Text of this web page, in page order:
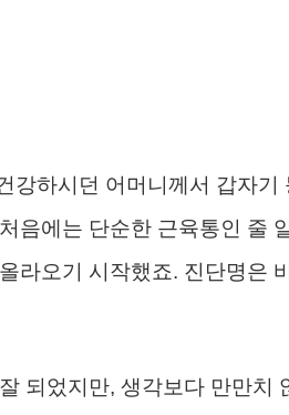
강하시던 어머니께서 갑자
음에는 단순한 근육통인 줄
라오기 시작했죠. 진단명은
되었지만, 생각보다 만만치